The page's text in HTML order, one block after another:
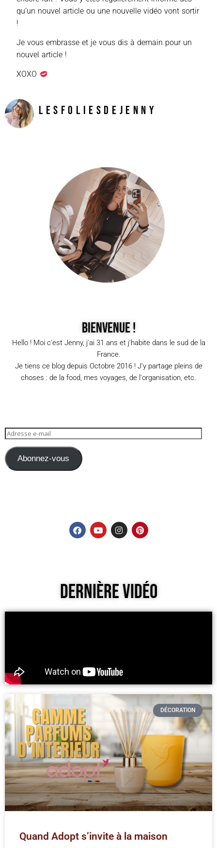
qu’un nouvel article ou une nouvelle vidéo vont sortir
!
Je vous embrasse et je vous dis à demain pour un
nouvel article !
XOXO
LesFoliesDeJenny
Bienvenue !
Hello ! Moi c'est Jenny, j'ai 31 ans et j'habite dans le sud de la
France.
Je tiens ce blog depuis Octobre 2016 ! J'y partage pleins de
choses : de la food, mes voyages, de l'organisation, etc.
Abonnez-vous
Dernière Vidéo
DÉCORATION
Quand Adopt s’invite à la maison